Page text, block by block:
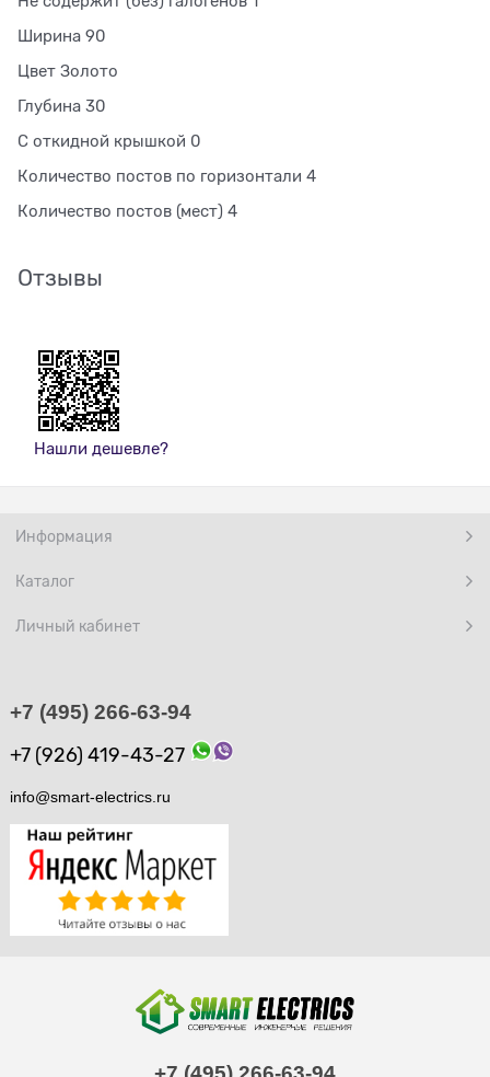
Ширина 90
Цвет Золото
Глубина 30
С откидной крышкой 0
Количество постов по горизонтали 4
Количество постов (мест) 4
Отзывы
Нашли дешевле?
Информация
Каталог
Личный кабинет
+7 (495) 266-63-94
+7 (926) 419-43-27
info@smart-electrics.ru